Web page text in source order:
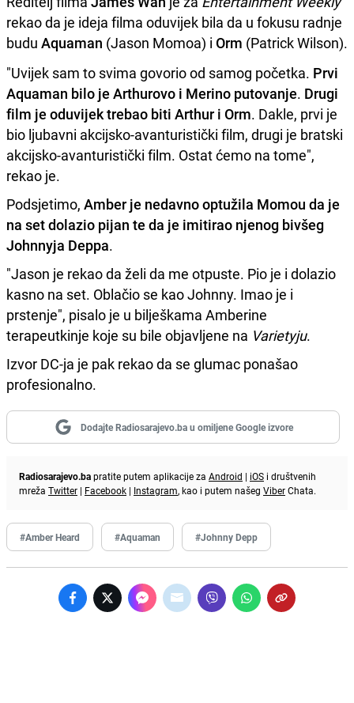
rekao da je ideja filma oduvijek bila da u fokusu radnje
budu Aquaman (Jason Momoa) i Orm (Patrick Wilson).
"Uvijek sam to svima govorio od samog početka. Prvi
Aquaman bilo je Arthurovo i Merino putovanje. Drugi
film je oduvijek trebao biti Arthur i Orm. Dakle, prvi je
bio ljubavni akcijsko-avanturistički film, drugi je bratski
akcijsko-avanturistički film. Ostat ćemo na tome",
rekao je.
Podsjetimo, Amber je nedavno optužila Momou da je
na set dolazio pijan te da je imitirao njenog bivšeg
Johnnyja Deppa.
"Jason je rekao da želi da me otpuste. Pio je i dolazio
kasno na set. Oblačio se kao Johnny. Imao je i
prstenje", pisalo je u bilješkama Amberine
terapeutkinje koje su bile objavljene na Varietyju.
Izvor DC-ja je pak rekao da se glumac ponašao
profesionalno.
Dodajte Radiosarajevo.ba u omiljene Google izvore
Radiosarajevo.bapratite putem aplikacije za Android | iOS i društvenih
mreža Twitter | Facebook | Instagram, kao i putem našeg ViberChata.
#Amber Heard #Aquaman #Johnny Depp